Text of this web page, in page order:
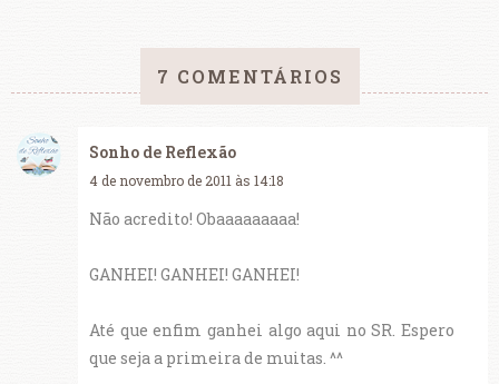
7 COMENTÁRIOS
Sonho de Reflexão
4 de novembro de 2011 às 14:18
Não acredito! Obaaaaaaaaa!
GANHEI! GANHEI! GANHEI!
Até que enfim ganhei algo aqui no SR. Espero
que seja a primeira de muitas. ^^